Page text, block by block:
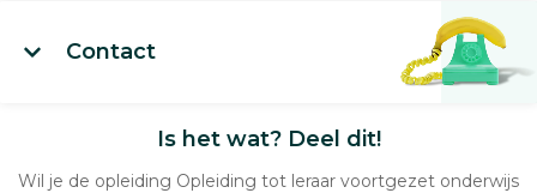
Contact
Is het wat? Deel dit!
Wil je de opleiding Opleiding tot leraar voortgezet onderwijs